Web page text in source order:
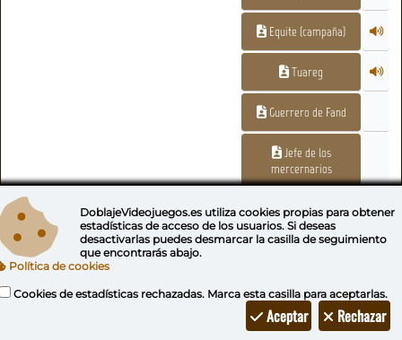
Equite (campaña)
Tuareg
Guerrero de Fand
Jefe de los
mercernarios
Iomhar (en la
campaña)
Crasius (sust.)
DoblajeVideojuegos.es utiliza cookies propiaspara obtener
estadísticas de acceso de los usuarios. Si deseas
desactivarlas puedes desmarcar la casilla de seguimiento
que encontrarás abajo.
Política de cookies
Cookies de estadísticas rechazadas. Marca esta casilla para aceptarlas.
Rechazar
Aceptar